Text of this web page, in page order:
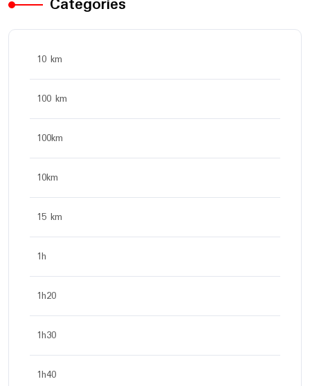
10 km
100 km
100km
10km
15 km
1h
1h20
1h30
1h40